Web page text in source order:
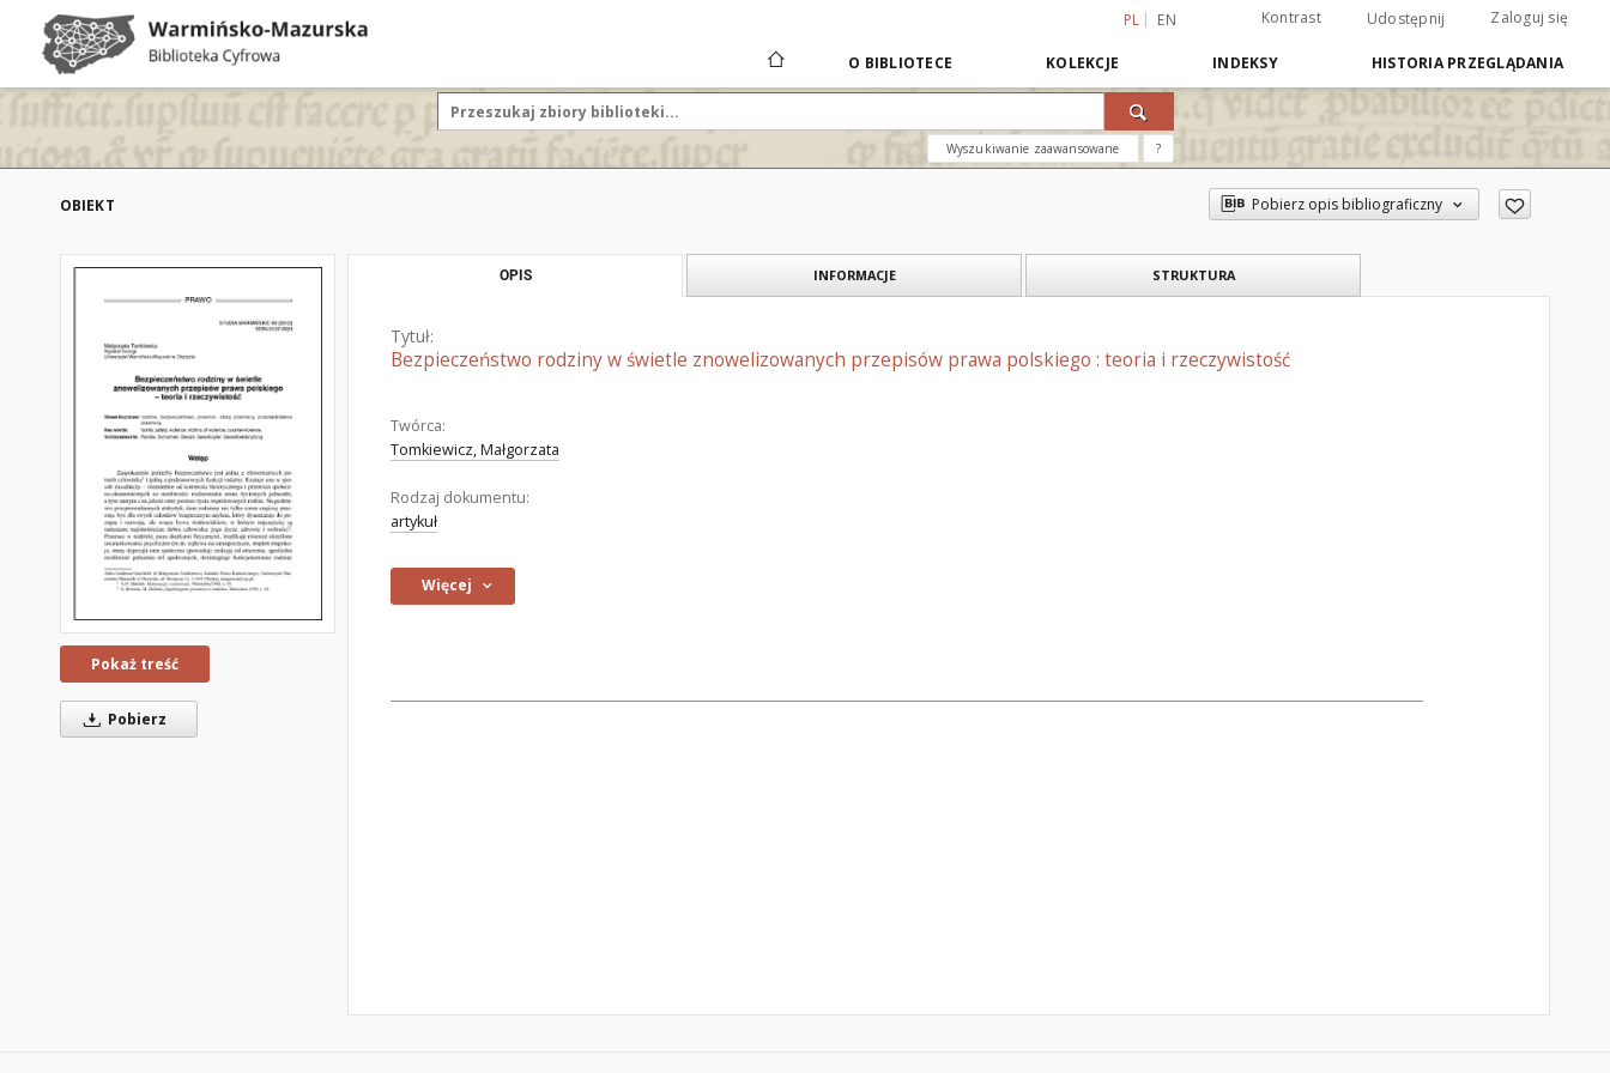
PL EN Kontrast Udostępnij Zaloguj się
O BIBLIOTECE KOLEKCJE INDEKSY HISTORIA PRZEGLĄDANIA
Wyszukiwanie zaawansowane ?
OBIEKT Pobierz opis bibliograficzny
Pokaż treść
Pobierz
OPIS INFORMACJE STRUKTURA
Tytuł:
Bezpieczeństwo rodziny w świetle znowelizowanych przepisów prawa polskiego : teoria i rzeczywistość
Twórca:
Tomkiewicz, Małgorzata
Rodzaj dokumentu:
artykuł
Więcej